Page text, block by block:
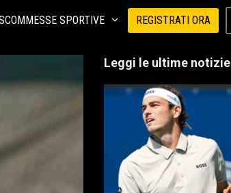
SPORTIVE REGISTRATI ORA
Leggi le ultime notizie